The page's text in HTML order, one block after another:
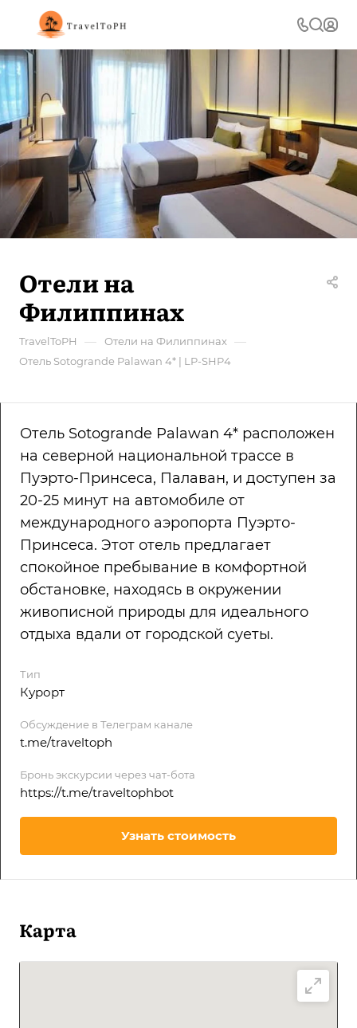
Отели на
Филиппинах
TravelToPH — Отели на Филиппинах —
Отель Sotogrande Palawan 4* | LP-SHP4
Отель Sotogrande Palawan 4* расположен
на северной национальной трассе в
Пуэрто-Принсеса, Палаван, и доступен за
20-25 минут на автомобиле от
международного аэропорта Пуэрто-
Принсеса. Этот отель предлагает
спокойное пребывание в комфортной
обстановке, находясь в окружении
живописной природы для идеального
отдыха вдали от городской суеты.
Тип
Курорт
Обсуждение в Телеграм канале
t.me/traveltoph
Бронь экскурсии через чат-бота
https://t.me/traveltophbot
Узнать стоимость
Карта